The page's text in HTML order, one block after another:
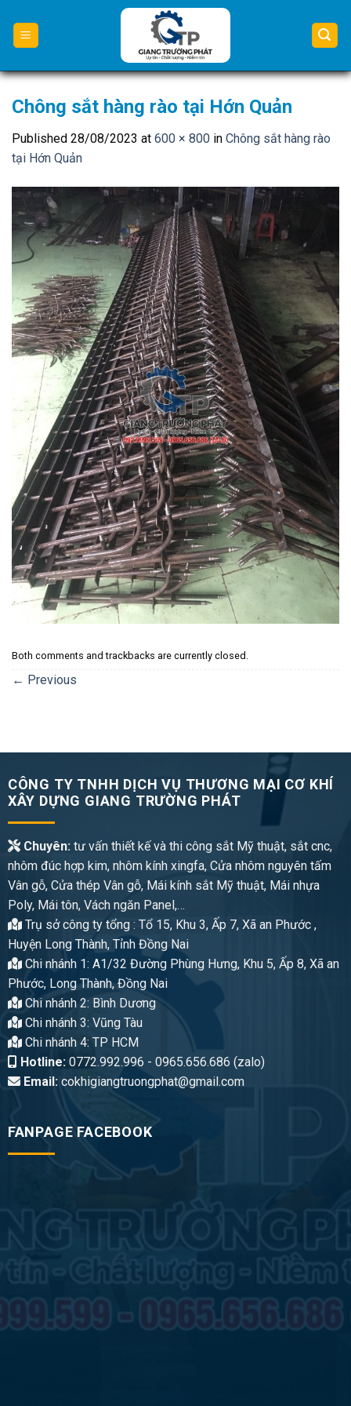
content
Chông sắt hàng rào tại Hớn Quản
Published 28/08/2023 at 600 × 800 in Chông sắt hàng rào
tại Hớn Quản
Both comments and trackbacks are currently closed.
← Previous
CÔNG TY TNHH DỊCH VỤ THƯƠNG MẠI CƠ KHÍ
XÂY DỰNG GIANG TRƯỜNG PHÁT
Chuyên:tư vấn thiết kế và thi công sắt Mỹ thuật, sắt cnc,
nhôm đúc hợp kim, nhôm kính xingfa, Cửa nhôm nguyên tấm
Vân gỗ, Cửa thép Vân gỗ, Mái kính sắt Mỹ thuật, Mái nhựa
Poly, Mái tôn, Vách ngăn Panel,…
Trụ sở công ty tổng : Tổ 15, Khu 3, Ấp 7, Xã an Phước ,
Huyện Long Thành, Tỉnh Đồng Nai
Chi nhánh 1: A1/32 Đường Phùng Hưng, Khu 5, Ấp 8, Xã an
Phước, Long Thành, Đồng Nai
Chi nhánh 2: Bình Dương
Chi nhánh 3: Vũng Tàu
Chi nhánh 4: TP HCM
Hotline:0772.992.996 - 0965.656.686 (zalo)
Email:cokhigiangtruongphat@gmail.com
FANPAGE FACEBOOK